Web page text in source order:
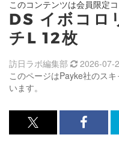
このコンテンツは会員限定
DS イボコロ
チL 12枚
このページはPayke社のス
います。
訪日ラボ編集部 2026-07-
x<br>